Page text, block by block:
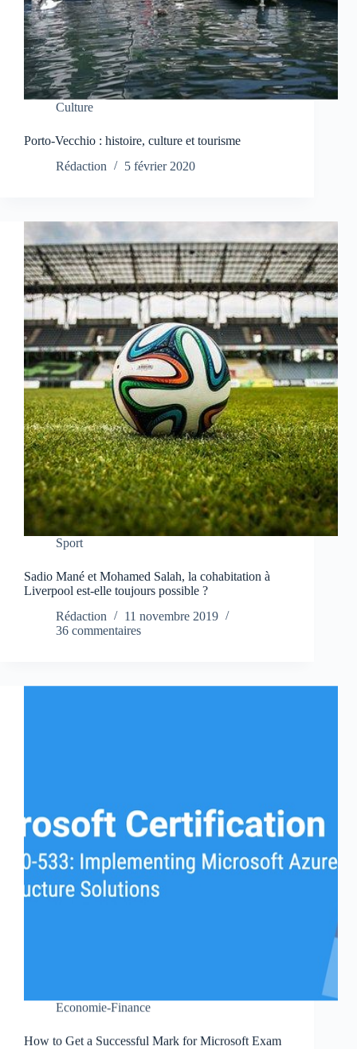
Culture
Porto-Vecchio : histoire, culture et tourisme
Rédaction
5 février 2020
Sport
Sadio Mané et Mohamed Salah, la cohabitation à
Liverpool est-elle toujours possible ?
Rédaction
11 novembre 2019
36 commentaires
Economie-Finance
How to Get a Successful Mark for Microsoft Exam